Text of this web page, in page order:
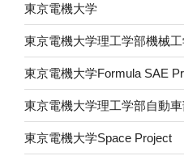
東京電機大学
東京電機大学理工学部機械
東京電機大学Formula SAE
東京電機大学理工学部自動車
東京電機大学Space Project